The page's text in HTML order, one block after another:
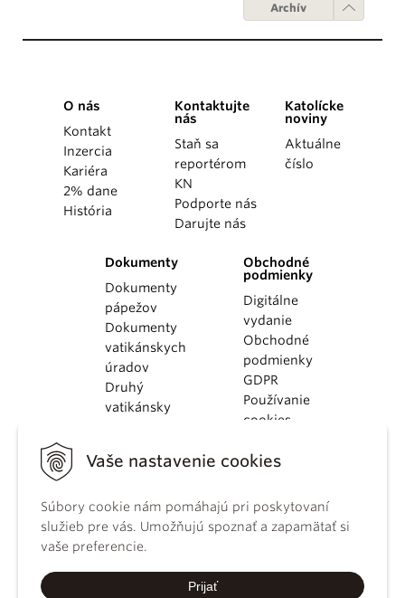
Vaše nastavenie cookies
Súbory cookie nám pomáhajú pri poskytovaní
služieb pre vás. Umožňujú spoznať a zapamätať si
vaše preferencie.
Prijať
Archív
O nás
Kontakt
Inzercia
Kariéra
2% dane
História
Kontaktujte
nás
Staň sa
reportérom
KN
Podporte nás
Darujte nás
Katolícke
noviny
Aktuálne
číslo
Dokumenty
Dokumenty
pápežov
Dokumenty
vatikánskych
úradov
Druhý
vatikánsky
KBS
kánonického
práva
Katechizmus
Obchodné
podmienky
Digitálne
vydanie
Obchodné
podmienky
GDPR
Používanie
cookies